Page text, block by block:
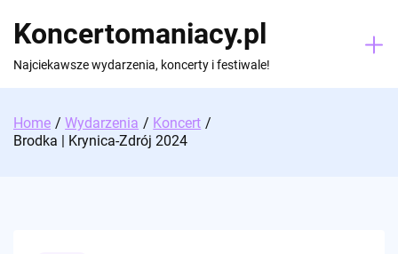
content
Koncertomaniacy.pl
Najciekawsze wydarzenia, koncerty i festiwale!
Home Wydarzenia
Koncert
Brodka | Krynica-Zdrój 2024